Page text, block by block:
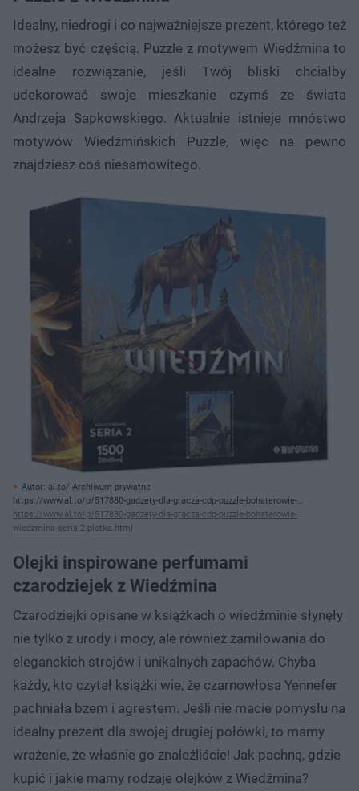
Idealny, niedrogi i co najważniejsze prezent, którego też
możesz być częścią. Puzzle z motywem Wiedźmina to
idealne rozwiązanie, jeśli Twój bliski chciałby
udekorować swoje mieszkanie czymś ze świata
Andrzeja Sapkowskiego. Aktualnie istnieje mnóstwo
motywów Wiedźmińskich Puzzle, więc na pewno
znajdziesz coś niesamowitego.
Autor: al.to/ Archiwum prywatne
https://www.al.to/p/517880-gadzety-dla-gracza-cdp-puzzle-bohaterowie-
wiedzmina-seria-2-plotka.html
https://www.al.to/p/517880-gadzety-dla-gracza-cdp-puzzle-bohaterowie-
wiedzmina-seria-2-plotka.html
Olejki inspirowane perfumami
czarodziejek z Wiedźmina
Czarodziejki opisane w książkach o wiedźminie słynęły
nie tylko z urody i mocy, ale również zamiłowania do
eleganckich strojów i unikalnych zapachów. Chyba
każdy, kto czytał książki wie, że czarnowłosa Yennefer
pachniała bzem i agrestem. Jeśli nie macie pomysłu na
idealny prezent dla swojej drugiej połówki, to mamy
wrażenie, że właśnie go znaleźliście! Jak pachną, gdzie
kupić i jakie mamy rodzaje olejków z Wiedźmina?